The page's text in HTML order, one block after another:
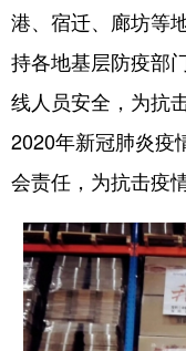
港、宿迁、廊坊等
持各地基层防疫部
线人员安全，为抗
2020年新冠肺炎疫
会责任，为抗击疫